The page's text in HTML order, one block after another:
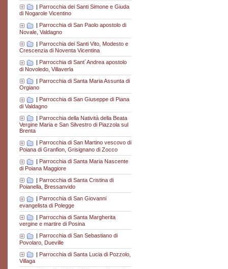
| Parrocchia dei Santi Simone e Giuda
di Nogarole Vicentino
| Parrocchia di San Paolo apostolo di
Novale, Valdagno
| Parrocchia dei Santi Vito, Modesto e
Crescenzia di Noventa Vicentina
Parrocchia di Sant´Andrea apostolo
di Novoledo, Villaverla
| Parrocchia di Santa Maria Assunta di
Orgiano
Parrocchia di San Giuseppe di Piana
di Valdagno
| Parrocchia della Natività della Beata
Vergine Maria e San Silvestro di Piazzola sul
Brenta
Parrocchia di San Martino vescovo di
Poiana di Granfion, Grisignano di Zocco
| Parrocchia di Santa Maria Nascente
di Poiana Maggiore
| Parrocchia di Santa Cristina di
Poianella, Bressanvido
| Parrocchia di San Giovanni
evangelista di Polegge
| Parrocchia di Santa Margherita
vergine e martire di Posina
Parrocchia di San Sebastiano di
Povolaro, Dueville
| Parrocchia di Santa Lucia di Pozzolo,
Villaga